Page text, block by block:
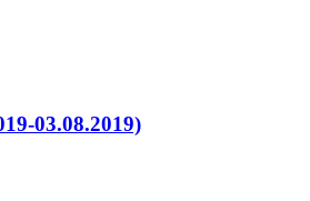
03.08.2019)